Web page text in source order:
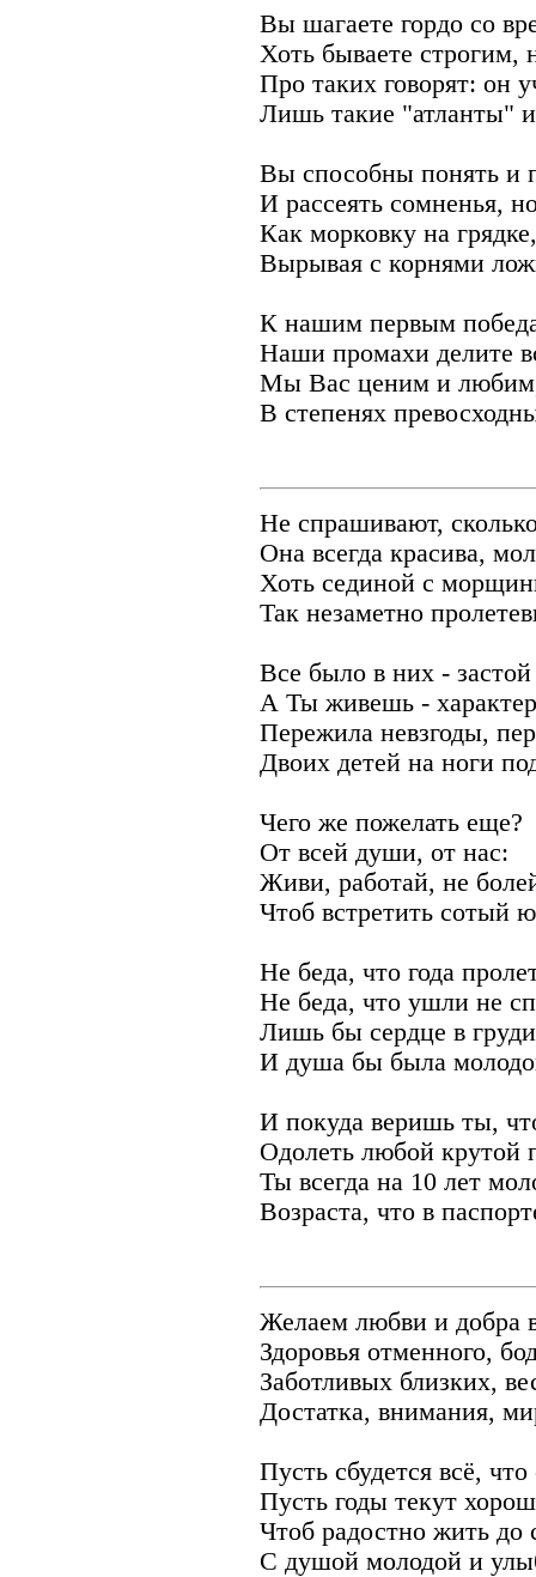
Вы шагаете гордо со
Хоть бываете строгим,
Про таких говорят: он
Лишь такие "атланты"
Вы способны понять и
И рассеять сомненья,
Как морковку на
Вырывая с корнями
К нашим первым
Наши промахи делите
Мы Вас ценим и
В степенях
Не спрашивают,
Она всегда красива,
Хоть сединой с
Так незаметно
Все было в них -
А Ты живешь -
Пережила невзгоды,
Двоих детей на ноги
Чего же пожелать еще?
От всей души, от нас:
Живи, работай, не
Чтоб встретить сотый
Не беда, что года
Не беда, что ушли не
Лишь бы сердце в
И душа бы была
И покуда веришь ты,
Одолеть любой крутой
Ты всегда на 10 лет
Возраста, что в
Желаем любви и добра
Здоровья отменного,
Заботливых близких,
Достатка, внимания,
Пусть сбудется всё,
Пусть годы текут
Чтоб радостно жить до
С душой молодой и